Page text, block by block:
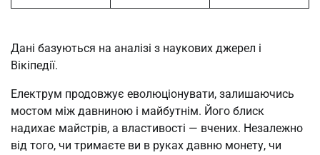
Дані базуються на аналізі з наукових джерел і
Вікіпедії.
Електрум продовжує еволюціонувати, залишаючись
мостом між давниною і майбутнім. Його блиск
надихає майстрів, а властивості — вчених. Незалежно
від того, чи тримаєте ви в руках давню монету, чи